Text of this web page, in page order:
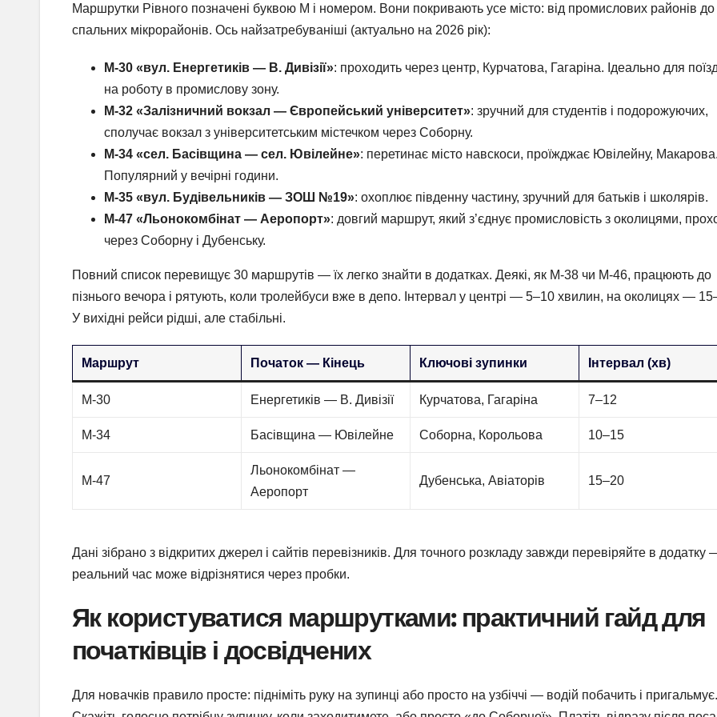
Маршрутки Рівного позначені буквою М і номером. Вони покривають усе місто: від промислових районів до
спальних мікрорайонів. Ось найзатребуваніші (актуально на 2026 рік):
М-30 «вул. Енергетиків — В. Дивізії»: проходить через центр, Курчатова, Гагаріна. Ідеально для
на роботу в промислову зону.
М-32 «Залізничний вокзал — Європейський університет»: зручний для студентів і подорожуючих,
сполучає вокзал з університетським містечком через Соборну.
М-34 «сел. Басівщина — сел. Ювілейне»: перетинає місто навскоси, проїжджає Ювілейну, Макарова.
Популярний у вечірні години.
М-35 «вул. Будівельників — ЗОШ №19»: охоплює південну частину, зручний для батьків і школярів.
М-47 «Льонокомбінат — Аеропорт»: довгий маршрут, який з’єднує промисловість з околицями,
через Соборну і Дубенську.
Повний список перевищує 30 маршрутів — їх легко знайти в додатках. Деякі, як М-38 чи М-46, працюють до
пізнього вечора і рятують, коли тролейбуси вже в депо. Інтервал у центрі — 5–10 хвилин, на околицях —
У вихідні рейси рідші, але стабільні.
Маршрут Початок — Кінець Ключові зупинки Інтервал (хв)
М-30 Енергетиків — В. Дивізії Курчатова, Гагаріна 7–12
М-34 Басівщина — Ювілейне Соборна, Корольова 10–15
М-47
Льонокомбінат —
Аеропорт
Дубенська, Авіаторів 15–20
Дані зібрано з відкритих джерел і сайтів перевізників. Для точного розкладу завжди перевіряйте в додатку
реальний час може відрізнятися через пробки.
Як користуватися маршрутками: практичний гайд для
початківців і досвідчених
Для новачків правило просте: підніміть руку на зупинці або просто на узбіччі — водій побачить і пригальмує.